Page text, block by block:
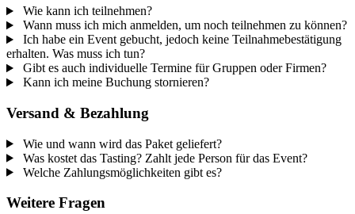
Wie kann ich teilnehmen?
Wann muss ich mich anmelden, um noch teilnehmen zu können?
Ich habe ein Event gebucht, jedoch keine Teilnahmebestätigung
erhalten. Was muss ich tun?
Gibt es auch individuelle Termine für Gruppen oder Firmen?
Kann ich meine Buchung stornieren?
Versand & Bezahlung
Wie und wann wird das Paket geliefert?
Was kostet das Tasting? Zahlt jede Person für das Event?
Welche Zahlungsmöglichkeiten gibt es?
Weitere Fragen